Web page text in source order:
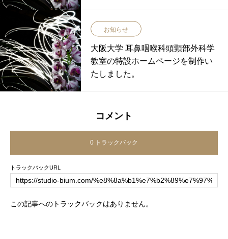
お知らせ
大阪大学 耳鼻咽喉科頭頸部外科学
教室の特設ホームページを制作い
たしました。
コメント
0 トラックバック
トラックバックURL
この記事へのトラックバックはありません。